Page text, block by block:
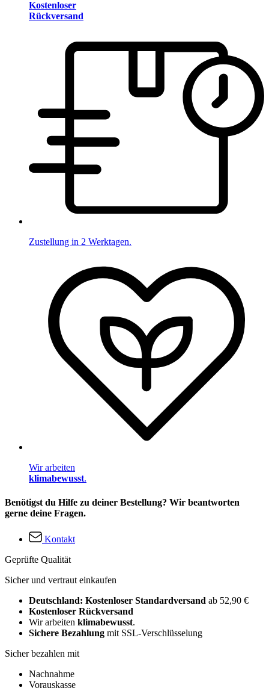
Kostenloser
Rückversand
Zustellung in 2 Werktagen.
Wir arbeiten
klimabewusst.
Benötigst du Hilfe zu deiner Bestellung? Wir beantworten
gerne deine Fragen.
Kontakt
Geprüfte Qualität
Sicher und vertraut einkaufen
Deutschland: Kostenloser Standardversand ab 52,90 €
Kostenloser Rückversand
Wir arbeiten klimabewusst.
Sichere Bezahlung mit SSL-Verschlüsselung
Sicher bezahlen mit
Nachnahme
Vorauskasse